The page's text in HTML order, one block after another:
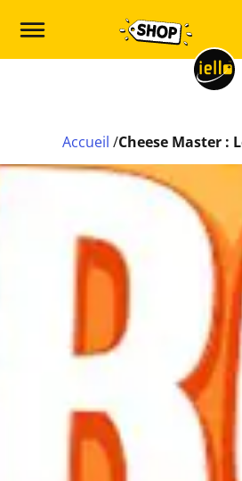
Accueil /Cheese Master :